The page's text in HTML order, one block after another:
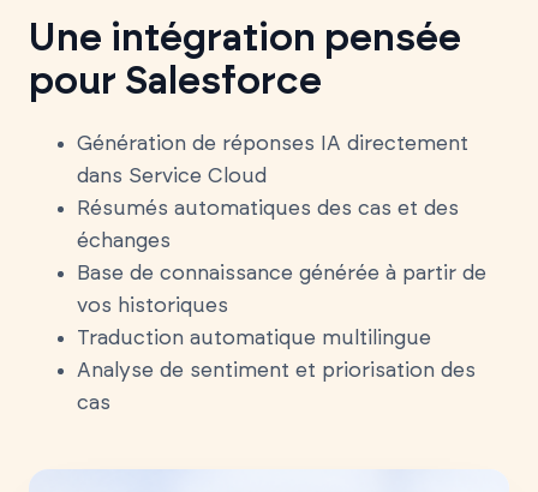
Une intégration pensée
pour Salesforce
Génération de réponses IA directement
dans Service Cloud
Résumés automatiques des cas et des
échanges
Base de connaissance générée à partir de
vos historiques
Traduction automatique multilingue
Analyse de sentiment et priorisation des
cas